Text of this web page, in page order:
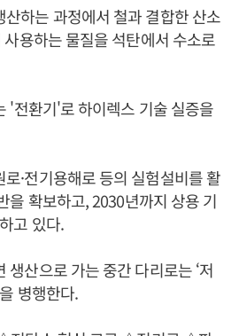
하는 과정에서 철과 결합한 산소
용하는 물질을 석탄에서 수소로
'전환기'로 하이렉스 기술 실증을
·전기용해로 등의 실험설비를 활
을 확보하고, 2030년까지 상용 기
고 있다.
생산으로 가는 중간 다리로는 ‘저
병행한다.